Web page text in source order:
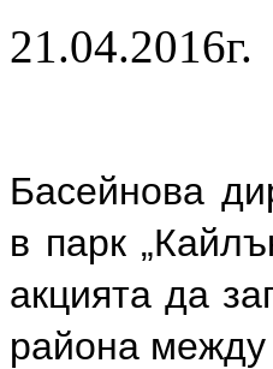
21.04.2016г.
Басейнова
в парк
акцията да
района между